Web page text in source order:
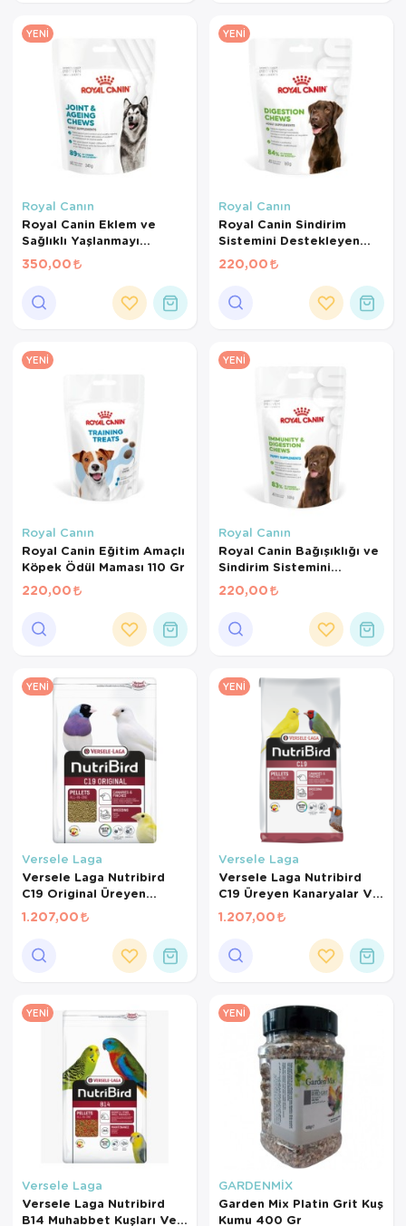
YENI
Royal Canın
Royal Canin Eklem ve
Sağlıklı Yaşlanmayı
Destekleyen Tamamlayıcı
Yetişkin Köpek Ödül
350,00
YENI
Royal Canın
Royal Canin Sindirim
Sistemini Destekleyen
Tamamlayıcı Yetişkin
Köpek Ödül Maması 160
220,00
YENI
Royal Canın
Royal Canin Eğitim Amaçlı
Köpek Ödül Maması 110 Gr
220,00
YENI
Royal Canın
Royal Canin Bağışıklığı ve
Sindirim Sistemini
Destekleyen Tamamlayıcı
Yavru Köpek Ödül Maması
220,00
YENI
Versele Laga
Versele Laga Nutribird
C19 Original Üreyen
Kanaryalar Ve Finçler İçin
1.207,00
YENI
Versele Laga
Versele Laga Nutribird
C19 Üreyen Kanaryalar Ve
Finçler İçin Meyveli Pelet
Yem 3 Kg
1.207,00
YENI
Versele Laga
Versele Laga Nutribird
B14 Muhabbet Kuşları Ve
YENI
GARDENMİX
Garden Mix Platin Grit Kuş
Kumu 400 Gr